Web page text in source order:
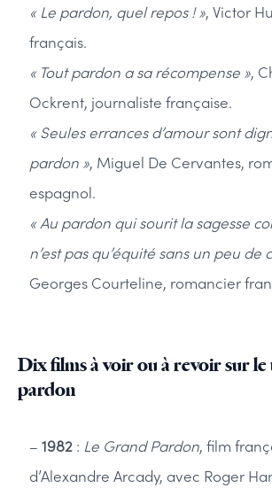
« Le pardon, quel repos ! », Victor
français.
« Tout pardon a sa récompense »,
Ockrent, journaliste française.
« Seules errances d’amour sont
pardon », Miguel De Cervantes,
espagnol.
« Au pardon qui sourit la sagesse
n’est pas qu’équité sans un peu de
Georges Courteline, romancier
Dix films à voir ou à revoir sur
pardon
–1982 : Le Grand Pardon, film
d’Alexandre Arcady, avec Roger